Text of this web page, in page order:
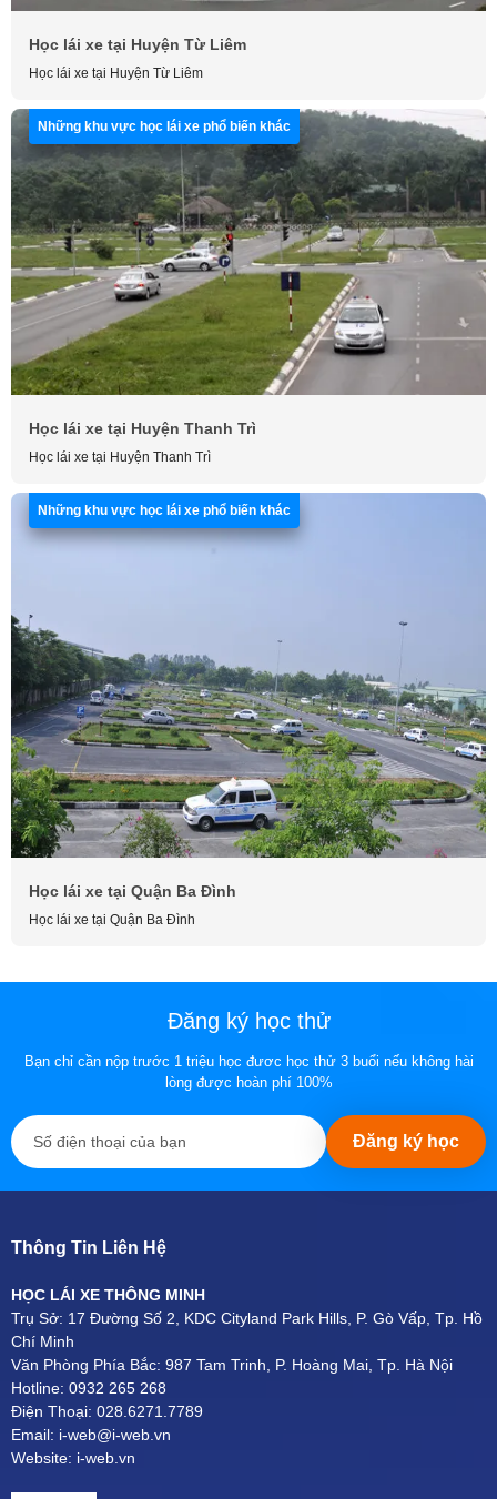
Học lái xe tại Huyện Từ Liêm
Học lái xe tại Huyện Từ Liêm
Những khu vực học lái xe phổ biến khác
Học lái xe tại Huyện Thanh Trì
Học lái xe tại Huyện Thanh Trì
Những khu vực học lái xe phổ biến khác
Học lái xe tại Quận Ba Đình
Học lái xe tại Quận Ba Đình
Đăng ký học thử
Bạn chỉ cần nộp trước 1 triệu học đươc học thử 3 buổi nếu không hài
lòng được hoàn phí 100%
Đăng ký học
Thông Tin Liên Hệ
HỌC LÁI XE THÔNG MINH
Trụ Sở: 17 Đường Số 2, KDC Cityland Park Hills, P. Gò Vấp, Tp. Hồ
Chí Minh
Văn Phòng Phía Bắc: 987 Tam Trinh, P. Hoàng Mai, Tp. Hà Nội
Hotline: 0932 265 268
Điện Thoại: 028.6271.7789
Email: i-web@i-web.vn
Website: i-web.vn